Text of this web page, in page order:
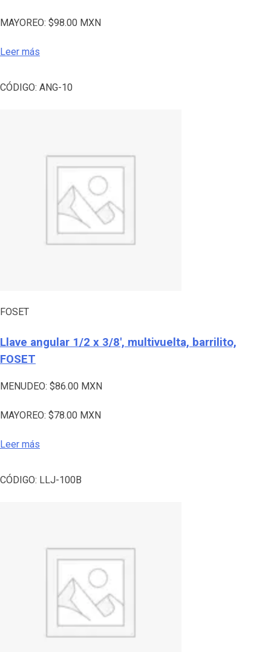
MAYOREO: $98.00 MXN
Leer más
CÓDIGO: ANG-10
FOSET
Llave angular 1/2 x 3/8′, multivuelta, barrilito,
FOSET
MENUDEO: $86.00 MXN
MAYOREO: $78.00 MXN
Leer más
CÓDIGO: LLJ-100B